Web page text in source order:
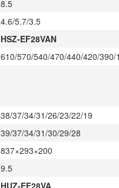
8.5
4.6/5.7/3.5
HSZ-EF28VAN
610/570/540/470/440/420/390/
38/37/34/31/26/23/22/19
39/37/34/31/30/29/28
837×293×200
9.5
HUZ-EF28VA